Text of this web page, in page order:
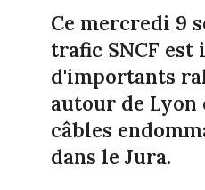
Ce mercredi 9
trafic SNCF est
d'importants
autour de Lyon
câbles
dans le Jura.